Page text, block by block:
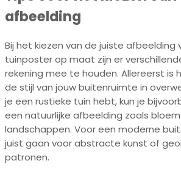
afbeelding
Bij het kiezen van de juiste afbeelding
tuinposter op maat zijn er
rekening mee te houden. Allereerst is
de stijl van jouw buitenruimte in
je een rustieke tuin hebt, kun je
een natuurlijke afbeelding zoals
landschappen. Voor een moderne
juist gaan voor abstracte kunst of
patronen.